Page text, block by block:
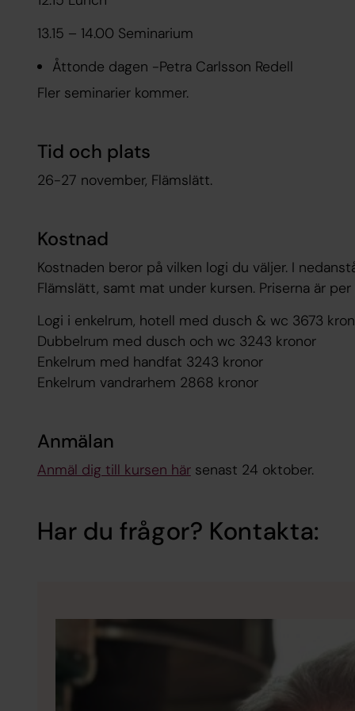
13.15 – 14.00 Seminarium
Åttonde dagen -Petra Carlsson Redell
Fler seminarier kommer.
Tid och plats
26-27 november, Flämslätt.
Kostnad
Kostnaden beror på vilken logi du väljer. I
Flämslätt, samt mat under kursen. Priserna är per
Logi i enkelrum, hotell med dusch & wc 3673
Dubbelrum med dusch och wc 3243 kronor
Enkelrum med handfat 3243 kronor
Enkelrum vandrarhem 2868 kronor
Anmälan
Anmäl dig till kursen härsenast 24 oktober.
Har du frågor? Kontakta: